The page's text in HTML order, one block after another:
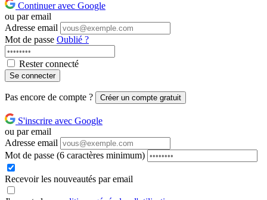
Continuer avec Google
ou par email
Adresse email
Mot de passe Oublié ?
Rester connecté
Se connecter
Pas encore de compte ? Créer un compte gratuit
S'inscrire avec Google
ou par email
Adresse email
Mot de passe (6 caractères minimum)
Recevoir les nouveautés par email